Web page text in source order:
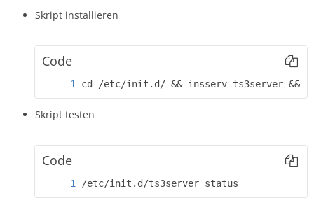
Skript installieren
Code
cd /etc/init.d/ && insserv ts3server &&
Skript testen
Code
/etc/init.d/ts3server status